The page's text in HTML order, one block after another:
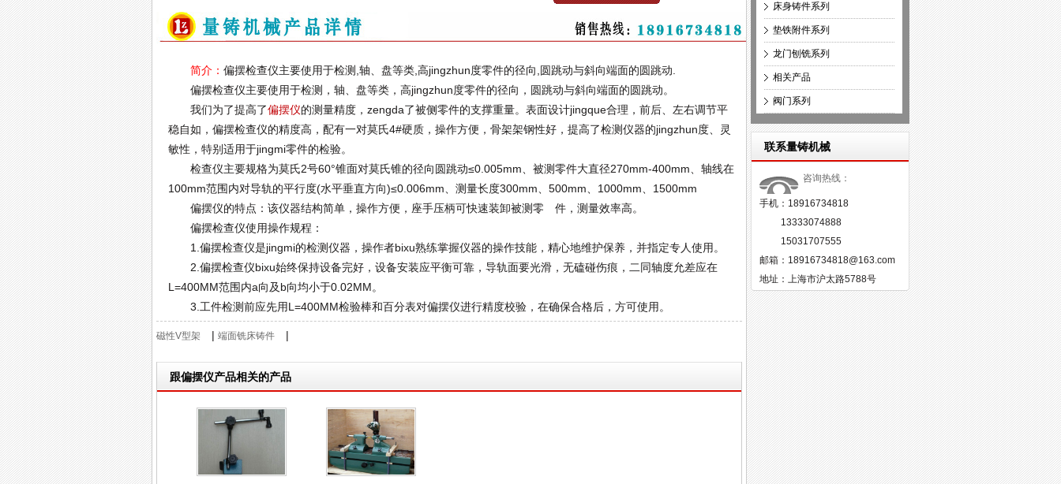
简介： 偏摆检查仪主要使用于检测,轴、盘等类,高jingzhun度零件的径向,圆跳动与斜向端面的圆跳动.
偏摆检查仪主要使用于检测，轴、盘等类，高jingzhun度零件的径向，圆跳动与斜向端面的圆跳动。
我们为了提高了偏摆仪的测量精度，zengda了被侧零件的支撑重量。表面设计jingque合理，前后、左右调节平
稳自如，偏摆检查仪的精度高，配有一对莫氏4#硬质，操作方便，骨架架钢性好，提高了检测仪器的jingzhun度、灵
敏性，特别适用于jingmi零件的检验。
检查仪主要规格为莫氏2号60°锥面对莫氏锥的径向圆跳动≤0.005mm、被测零件大直径270mm-400mm、轴线在
100mm范围内对导轨的平行度(水平垂直方向)≤0.006mm、测量长度300mm、500mm、1000mm、1500mm
偏摆仪的特点：该仪器结构简单，操作方便，座手压柄可快速装卸被测零 件，测量效率高。
偏摆检查仪使用操作规程：
1.偏摆检查仪是jingmi的检测仪器，操作者bixu熟练掌握仪器的操作技能，精心地维护保养，并指定专人使用。
2.偏摆检查仪bixu始终保持设备完好，设备安装应平衡可靠，导轨面要光滑，无磕碰伤痕，二同轴度允差应在
L=400MM范围内a向及b向均小于0.02MM。
3.工件检测前应先用L=400MM检验棒和百分表对偏摆仪进行精度校验，在确保合格后，方可使用。
磁性V型架 | 端面铣床铸件 |
跟偏摆仪产品相关的产品
床身铸件系列
垫铁附件系列
龙门刨铣系列
相关产品
阀门系列
联系量铸机械
咨询热线：
手机：18916734818
13333074888
15031707555
邮箱：18916734818@163.com
地址：上海市沪太路5788号